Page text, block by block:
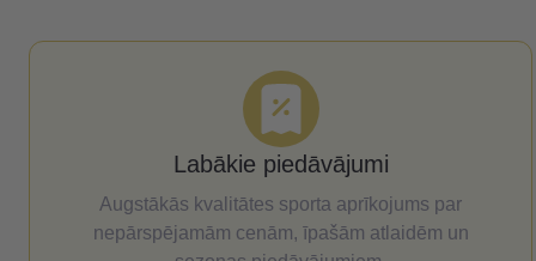
Labākie piedāvājumi
Augstākās kvalitātes sporta aprīkojums par
nepārspējamām cenām, īpašām atlaidēm un